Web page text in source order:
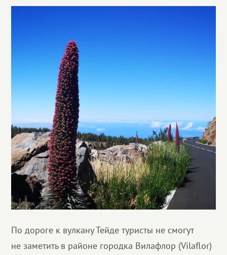
Благотворительность
По дороге к вулкану Тейде туристы не смогут
не заметить в районе городка Вилафлор (Vilaflor)